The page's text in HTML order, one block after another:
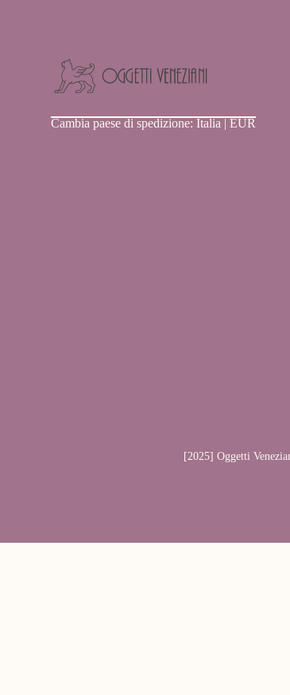
Veneziani
Cambia paese di spedizione: Italia | EUR
[2025] Oggetti